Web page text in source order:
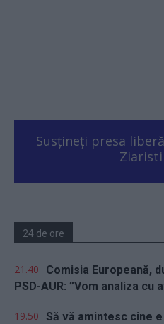
Susțineți presa
24 de ore
21.40
Comisia Europeană,
PSD-AUR: ”Vom analiza cu
19.50 Să vă amintesc cine